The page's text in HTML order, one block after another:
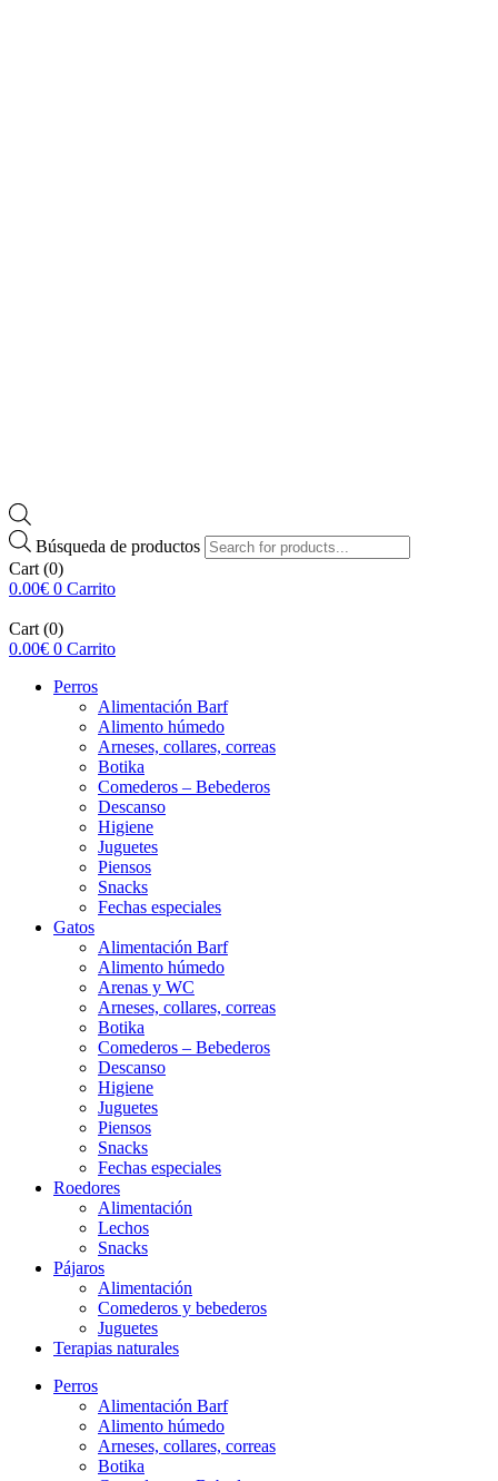
Búsqueda de productos
Cart (0)
0.00€ 0 Carrito
Cart (0)
0.00€ 0 Carrito
Perros
Alimentación Barf
Alimento húmedo
Arneses, collares, correas
Botika
Comederos – Bebederos
Descanso
Higiene
Juguetes
Piensos
Snacks
Fechas especiales
Gatos
Alimentación Barf
Alimento húmedo
Arenas y WC
Arneses, collares, correas
Botika
Comederos – Bebederos
Descanso
Higiene
Juguetes
Piensos
Snacks
Fechas especiales
Roedores
Alimentación
Lechos
Snacks
Pájaros
Alimentación
Comederos y bebederos
Juguetes
Terapias naturales
Perros
Alimentación Barf
Alimento húmedo
Arneses, collares, correas
Botika